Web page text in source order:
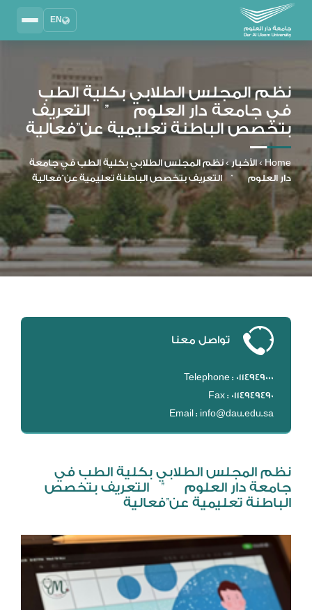
EN
نظام إدارة التعلم
MYLMS
MTSIS
إدارة الموارد البشرية
نظام التواصل الإداري
MYACS
البريد الجامعي
نظم المجلس الطلابي بكلية الطب
في جامعة دار العلوم ” التعريف
بتخصص الباطنة تعليمية عن”فعالية
Home
› الأخبار › نظم المجلس الطلابي بكلية الطب في جامعة
دار العلوم ” التعريف بتخصص الباطنة تعليمية عن”فعالية
تواصل معنا
Telephone : 0114949000
Fax : 0114949490
Email : info@dau.edu.sa
نظم المجلس الطلابي بكلية الطب في
جامعة دار العلوم ” التعريف بتخصص
الباطنة تعليمية عن”فعالية